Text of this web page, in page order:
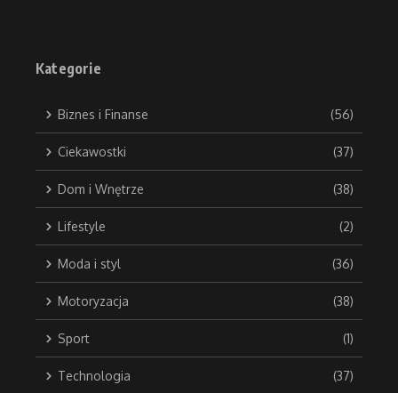
Kategorie
Biznes i Finanse (56)
Ciekawostki (37)
Dom i Wnętrze (38)
Lifestyle (2)
Moda i styl (36)
Motoryzacja (38)
Sport (1)
Technologia (37)